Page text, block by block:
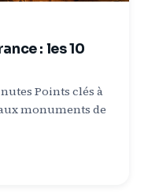
: les 10
Points clés à
monuments de